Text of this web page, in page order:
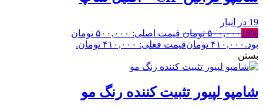
19 در انبار
18%۵۰۰,۰۰۰ تومان
قیمت اصلی: ۵۰۰,۰۰۰ تومان
بود. ۴۱۰,۰۰۰ تومانقیمت فعلی: ۴۱۰,۰۰۰ تومان.
بستن
شامپو لپیور تثبیت کننده رنگ مو